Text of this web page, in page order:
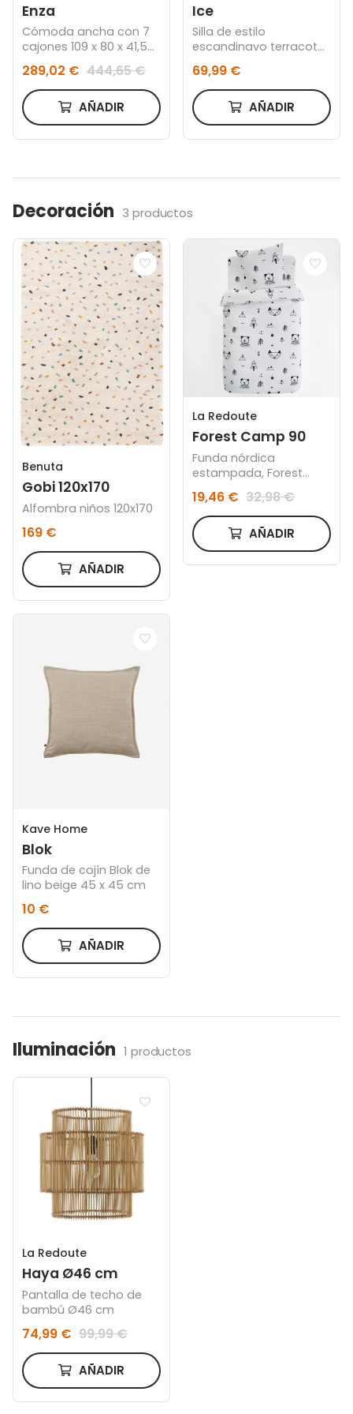
Enza
Cómoda ancha con 7
cajones 109 x 80 x 41,5
cm
289,02 € 444,65 €
AÑADIR
Ice
Silla de estilo
escandinavo terracota
y haya
69,99 €
AÑADIR
Decoración 3 productos
Benuta
Gobi 120x170
Alfombra niños 120x170
169 €
AÑADIR
La Redoute
Forest Camp 90
Funda nórdica
estampada, Forest
19,46 € 32,98 €
AÑADIR
Kave Home
Blok
Funda de cojín Blok de
lino beige 45 x 45 cm
10 €
AÑADIR
Iluminación 1 productos
La Redoute
Haya Ø46 cm
Pantalla de techo de
bambú Ø46 cm
74,99 € 99,99 €
AÑADIR